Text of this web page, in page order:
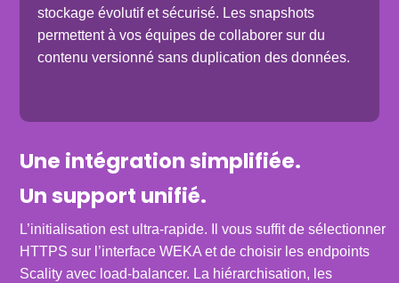
stockage évolutif et sécurisé. Les snapshots
permettent à vos équipes de collaborer sur du
contenu versionné sans duplication des données.
Une intégration simplifiée.
Un support unifié.
L’initialisation est ultra-rapide. Il vous suffit de sélectionner
HTTPS sur l’interface WEKA et de choisir les endpoints
Scality avec load-balancer. La hiérarchisation, les